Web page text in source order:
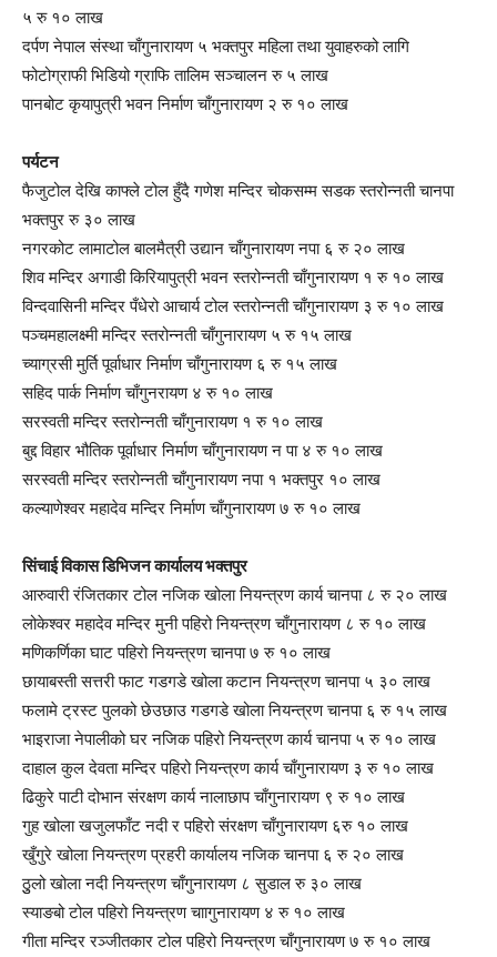
५ रु १० लाख
दर्पण नेपाल संस्था चाँगुनारायण ५ भक्तपुर महिला तथा युवाहरुको लागि
फोटोग्राफी भिडियो ग्राफि तालिम सञ्चालन रु ५ लाख
पानबोट कृयापुत्री भवन निर्माण चाँगुनारायण २ रु १० लाख
पर्यटन
फैजुटोल देखि काफ्ले टोल हुँदै गणेश मन्दिर चोकसम्म सडक स्तरोन्नती चानपा
भक्तपुर रु ३० लाख
नगरकोट लामाटोल बालमैत्री उद्यान चाँगुनारायण नपा ६ रु २० लाख
शिव मन्दिर अगाडी किरियापुत्री भवन स्तरोन्नती चाँगुनारायण १ रु १० लाख
विन्दवासिनी मन्दिर पँधेरो आचार्य टोल स्तरोन्नती चाँगुनारायण ३ रु १० लाख
पञ्चमहालक्ष्मी मन्दिर स्तरोन्नती चाँगुनारायण ५ रु १५ लाख
च्याग्रसी मुर्ति पूर्वाधार निर्माण चाँगुनारायण ६ रु १५ लाख
सहिद पार्क निर्माण चाँगुनरायण ४ रु १० लाख
सरस्वती मन्दिर स्तरोन्नती चाँगुनारायण १ रु १० लाख
बुद्द विहार भौतिक पूर्वाधार निर्माण चाँगुनारायण न पा ४ रु १० लाख
सरस्वती मन्दिर स्तरोन्नती चाँगुनारायण नपा १ भक्तपुर १० लाख
कल्याणेश्वर महादेव मन्दिर निर्माण चाँगुनारायण ७ रु १० लाख
सिंचाई विकास डिभिजन कार्यालय भक्तपुर
आरुवारी रंजितकार टोल नजिक खोला नियन्त्रण कार्य चानपा ८ रु २० लाख
लोकेश्वर महादेव मन्दिर मुनी पहिरो नियन्त्रण चाँगुनारायण ८ रु १० लाख
मणिकर्णिका घाट पहिरो नियन्त्रण चानपा ७ रु १० लाख
छायाबस्ती सत्तरी फाट गडगडे खोला कटान नियन्त्रण चानपा ५ ३० लाख
फलामे ट्रस्ट पुलको छेउछाउ गडगडे खोला नियन्त्रण चानपा ६ रु १५ लाख
भाइराजा नेपालीको घर नजिक पहिरो नियन्त्रण कार्य चानपा ५ रु १० लाख
दाहाल कुल देवता मन्दिर पहिरो नियन्त्रण कार्य चाँगुनारायण ३ रु १० लाख
ढिकुरे पाटी दोभान संरक्षण कार्य नालाछाप चाँगुनारायण ९ रु १० लाख
गुह खोला खजुलफाँट नदी र पहिरो संरक्षण चाँगुनारायण ६रु १० लाख
खुँगुरे खोला नियन्त्रण प्रहरी कार्यालय नजिक चानपा ६ रु २० लाख
ठुुलो खोला नदी नियन्त्रण चाँगुनारायण ८ सुडाल रु ३० लाख
स्याङबो टोल पहिरो नियन्त्रण चाागुनारायण ४ रु १० लाख
गीता मन्दिर रञ्जीतकार टोल पहिरो नियन्त्रण चाँगुनारायण ७ रु १० लाख